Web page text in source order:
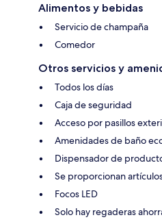
Alimentos y bebidas
Servicio de champaña
Comedor
Otros servicios y
Todos los días
Caja de seguridad
Acceso por pasillos
Amenidades de baño
Dispensador de
Se proporcionan
Focos LED
Solo hay regaderas